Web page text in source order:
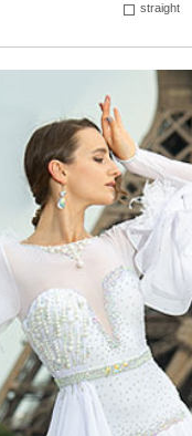
straight